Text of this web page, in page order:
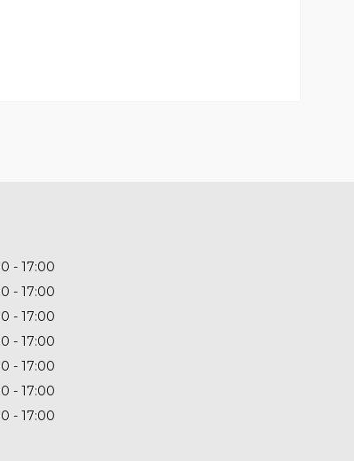
17:00
17:00
17:00
17:00
17:00
17:00
17:00